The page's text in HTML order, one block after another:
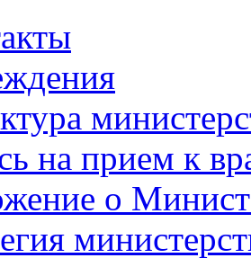
на прием к
о